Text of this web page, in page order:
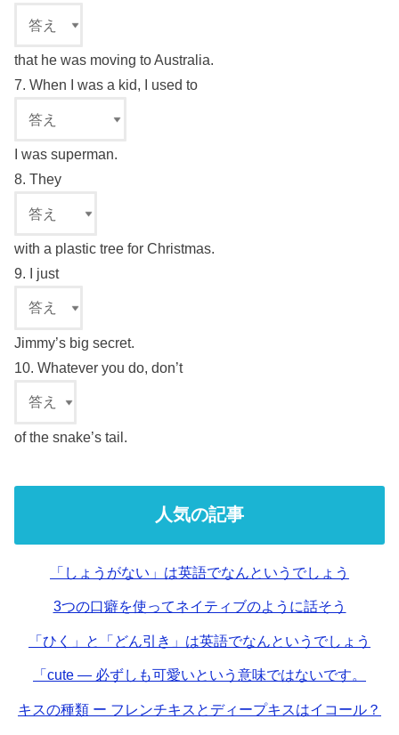
that he was moving to Australia.
7. When I was a kid, I used to
I was superman.
8. They
with a plastic tree for Christmas.
9. I just
Jimmy’s big secret.
10. Whatever you do, don’t
of the snake’s tail.
人気の記事
「しょうがない」は英語でなんというでしょう
3つの口癖を使ってネイティブのように話そう
「ひく」と「どん引き」は英語でなんというでしょう
「cute — 必ずしも可愛いという意味ではないです。
キスの種類 ー フレンチキスとディープキスはイコール？